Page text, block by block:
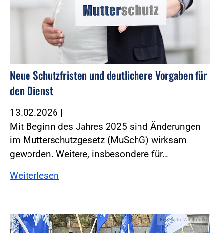
Neue Schutzfristen und deutlichere Vorgaben für
den Dienst
13.02.2026 |
Mit Beginn des Jahres 2025 sind Änderungen
im Mutterschutzgesetz (MuSchG) wirksam
geworden. ­Weitere, insbesondere für…
Weiterlesen
Foto:Foto: Windmüller